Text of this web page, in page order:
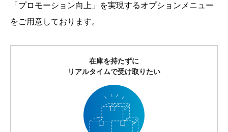
「プロモーション向上」を実現するオプションメニュー
をご用意しております。
在庫を持たずに
リアルタイムで受け取りたい